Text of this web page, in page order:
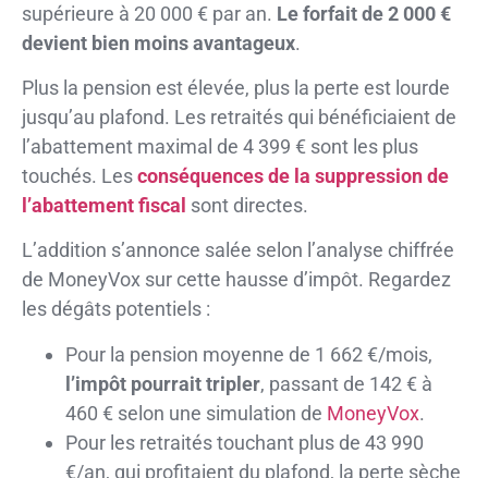
supérieure à 20 000 € par an. Le forfait de 2 000 €
devient bien moins avantageux.
Plus la pension est élevée, plus la perte est lourde
jusqu’au plafond. Les retraités qui bénéficiaient de
l’abattement maximal de 4 399 € sont les plus
touchés. Lesconséquences de la suppression de
l’abattement fiscal sont directes.
L’addition s’annonce salée selon l’analyse chiffrée
de MoneyVox sur cette hausse d’impôt. Regardez
les dégâts potentiels :
Pour la pension moyenne de 1 662 €/mois,
l’impôt pourrait tripler, passant de 142 € à
460 € selon une simulation de MoneyVox.
Pour les retraités touchant plus de 43 990
€/an, qui profitaient du plafond, la perte sèche